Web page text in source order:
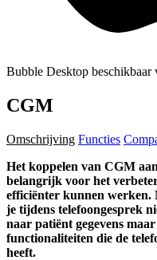
Bubble Desktop beschikbaar
CGM
Omschrijving Functies
Het koppelen van CGM
belangrijk voor het
efficiënter kunnen werken.
je tijdens telefoongesprek
naar patiënt gegevens
functionaliteiten die de
heeft.